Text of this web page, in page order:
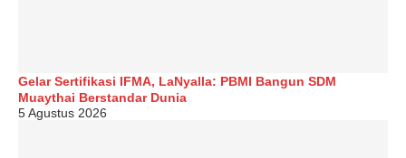
Gelar Sertifikasi IFMA, LaNyalla: PBMI Bangun SDM
Muaythai Berstandar Dunia
5 Agustus 2026